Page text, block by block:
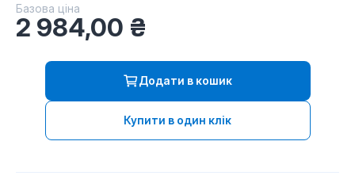
Базова ціна
2 984,00 ₴
Додати в кошик
Купити в один клік